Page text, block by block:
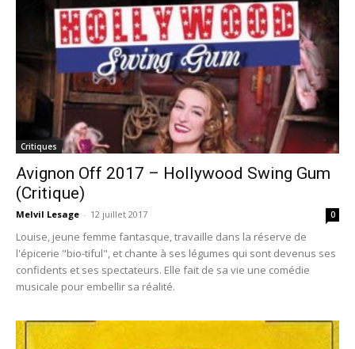
Critiques
Avignon Off 2017 – Hollywood Swing Gum
(Critique)
Melvil Lesage - 12 juillet 2017 0
Louise, jeune femme fantasque, travaille dans la réserve de
l'épicerie "bio-tiful", et chante à ses légumes qui sont devenus ses
confidents et ses spectateurs. Elle fait de sa vie une comédie
musicale pour embellir sa réalité.